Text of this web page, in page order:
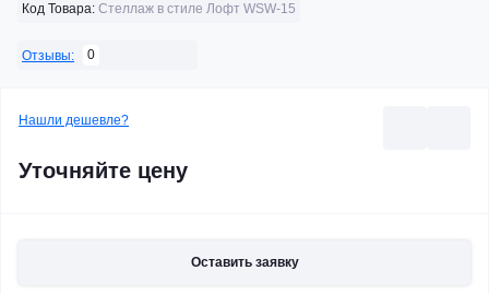
Код Товара: Стеллаж в стиле Лофт WSW-15
Отзывы: 0
Нашли дешевле?
Уточняйте цену
Оставить заявку